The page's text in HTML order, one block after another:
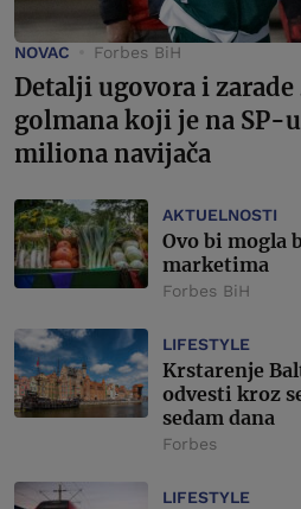
NOVAC Forbes BiH
Detalji ugovora i
golmana koji je na SP-
miliona navijača
AKTUELNOSTI
Ovo bi mogla
marketima
Forbes BiH
LIFESTYLE
Krstarenje
odvesti kroz
sedam dana
Forbes
LIFESTYLE